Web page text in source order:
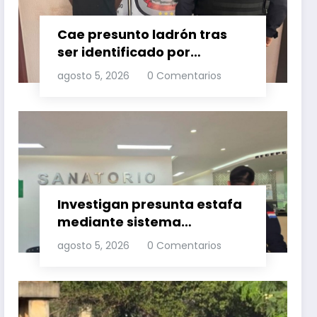
Cae presunto ladrón tras
ser identificado por
cámaras de seguridad
agosto 5, 2026 0 Comentarios
Investigan presunta estafa
mediante sistema
informático por
transferencia no
millones
agosto 5, 2026 0 Comentarios